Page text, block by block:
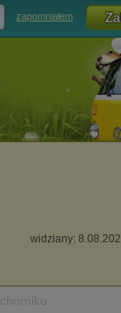
zapomniałem
widziany: